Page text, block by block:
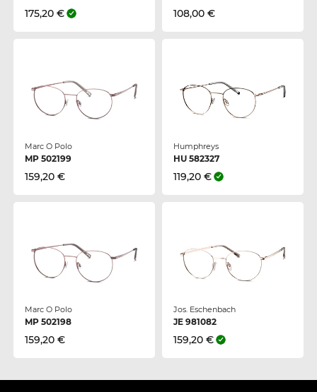
175,20 € 108,00 €
Marc O Polo
MP 502199
159,20 €
Humphreys
HU 582327
119,20 €
Marc O Polo
MP 502198
159,20 €
Jos. Eschenbach
JE 981082
159,20 €